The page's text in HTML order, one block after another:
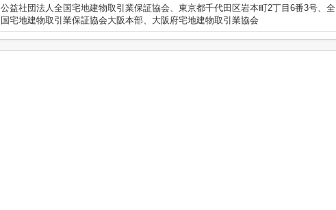
公益社団法人全国宅地建物取引業保証協会、東京都千代田区岩本町2丁目6番3号、全
国宅地建物取引業保証協会大阪本部、大阪府宅地建物取引業協会